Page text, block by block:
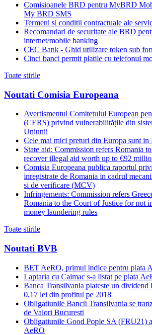
Comisioanele BRD pentru MyBRD
My BRD SMS
Termeni si conditii contractuale ale
Recomandari de securitate ale BRD
internet/mobile banking
CEC Bank - Ghid utilizare token sub
Cinci banci permit platile cu telefonul
Toate stirile
Noutati Comisia Europeana
Avertismentul Comitetului European
(CERS) privind vulnerabilitățile din
Uniunii
Cele mai mici preturi din Europa sunt in
State aid: Commission refers Romania
recover illegal aid worth up to €92
Comisia Europeana publica raportul
inregistrate de Romania in cadrul
si de verificare (MCV)
Infringements: Commission refers
Romania to the Court of Justice for not
money laundering rules
Toate stirile
Noutati BVB
BET AeRO, primul indice pentru piata
Laptaria cu Caimac s-a listat pe piata
Banca Transilvania plateste un dividend
0,17 lei din profitul pe 2018
Obligatiunile Bancii Transilvania se
de Valori Bucuresti
Obligatiunile Good Pople SA (FRU21)
AeRO